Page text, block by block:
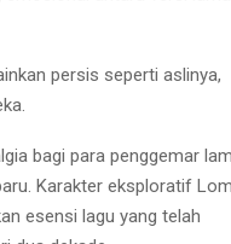
persis seperti aslinya,
bagi para penggemar
Karakter eksploratif
esensi lagu yang telah